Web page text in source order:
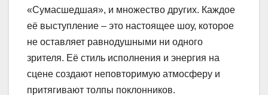
«Сумасшедшая», и множество других. Каждое
её выступление – это настоящее шоу, которое
не оставляет равнодушными ни одного
зрителя. Её стиль исполнения и энергия на
сцене создают неповторимую атмосферу и
притягивают толпы поклонников.